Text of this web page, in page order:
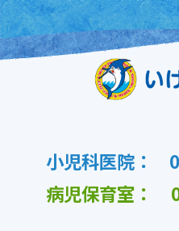
Skip
to
content
小児科医院：
病児保育室：